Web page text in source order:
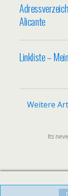
Alicante
Linkliste –
Weitere
Its